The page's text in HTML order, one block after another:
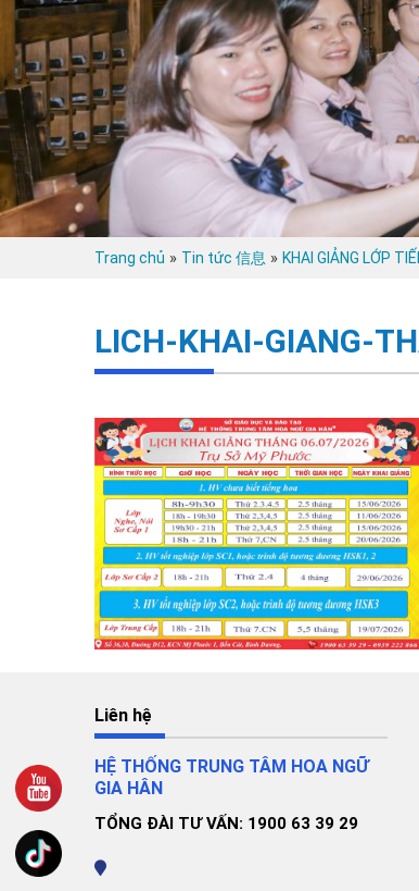
Trang chủ » Tin tức 信息 » KHAI GIẢNG LỚP
LICH-KHAI-GIANG-
Liên hệ
HỆ THỐNG TRUNG TÂM HOA NGỮ
GIA HÂN
TỔNG ĐÀI TƯ VẤN: 1900 63 39 29